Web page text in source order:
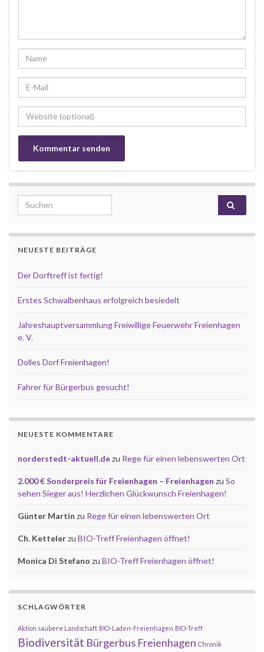
Search for:
NEUESTE BEITRÄGE
Der Dorftreff ist fertig!
Erstes Schwalbenhaus erfolgreich besiedelt
Jahreshauptversammlung Freiwillige Feuerwehr Freienhagen
e. V.
Dolles Dorf Freienhagen!
Fahrer für Bürgerbus gesucht!
NEUESTE KOMMENTARE
norderstedt-aktuell.dezu Rege für einen lebenswerten Ort
2.000 € Sonderpreis für Freienhagen – Freienhagen zu So
sehen Sieger aus! Herzlichen Glückwunsch Freienhagen!
Günter Martin zu Rege für einen lebenswerten Ort
Ch. Kettelerzu BIO-Treff Freienhagen öffnet!
Monica Di Stefano zu BIO-Treff Freienhagen öffnet!
SCHLAGWÖRTER
Aktion saubere Landschaft BIO-Laden-Freienhagen BIO-Treff
Biodiversität Bürgerbus Freienhagen Chronik